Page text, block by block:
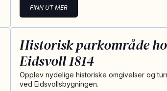
FINN UT MER
Historisk parkområde
Eidsvoll 1814
Opplev nydelige historiske omgivelser og
ved Eidsvollsbygningen.